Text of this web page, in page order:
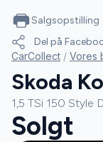
Salgsopstilling
Del på
CarCollect / Vores
Skoda
1,5 TSi 150 Style
Solgt